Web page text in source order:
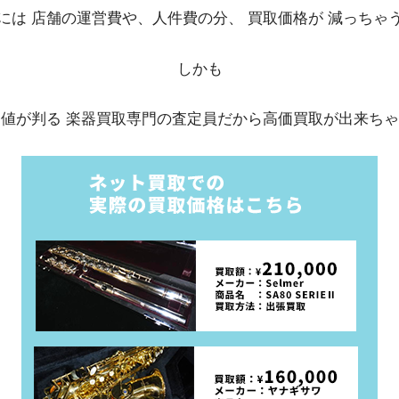
は 店舗の運営費や、人件費の分、 買取価格が 減っちゃ
しかも
が判る 楽器買取専門の査定員だから高価買取が出来ちゃ